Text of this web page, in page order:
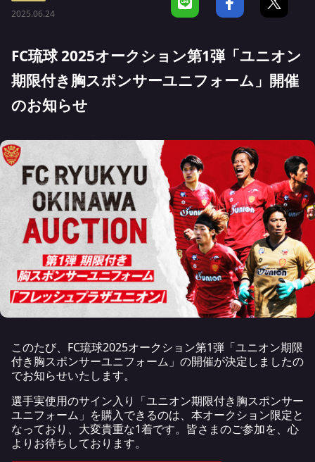
2025.06.24
FC琉球 2025オークション第1弾「ユニオン
期限付き胸スポンサーユニフォーム」開催
のお知らせ
このたび、FC琉球2025オークション第1弾「ユニオン期限
付き胸スポンサーユニフォーム」の開催が決定しましたの
でお知らせいたします。
選手実使用のサイン入り「ユニオン期限付き胸スポンサー
ユニフォーム」を購入できるのは、本オークション限定と
なっており、大変貴重な1着です。皆さまのご参加を、心
よりお待ちしております。